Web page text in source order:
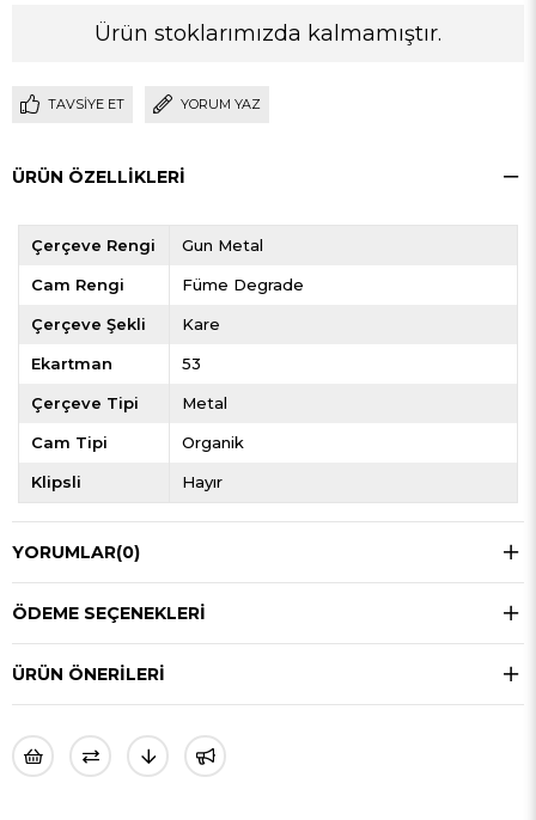
Ürün stoklarımızda kalmamıştır.
TAVSIYE ET YORUM YAZ
ÜRÜN ÖZELLIKLERI
Çerçeve Rengi Gun Metal
Cam Rengi Füme Degrade
Çerçeve Şekli Kare
Ekartman 53
Çerçeve Tipi Metal
Cam Tipi Organik
Klipsli Hayır
YORUMLAR(0)
ÖDEME SEÇENEKLERI
ÜRÜN ÖNERILERI